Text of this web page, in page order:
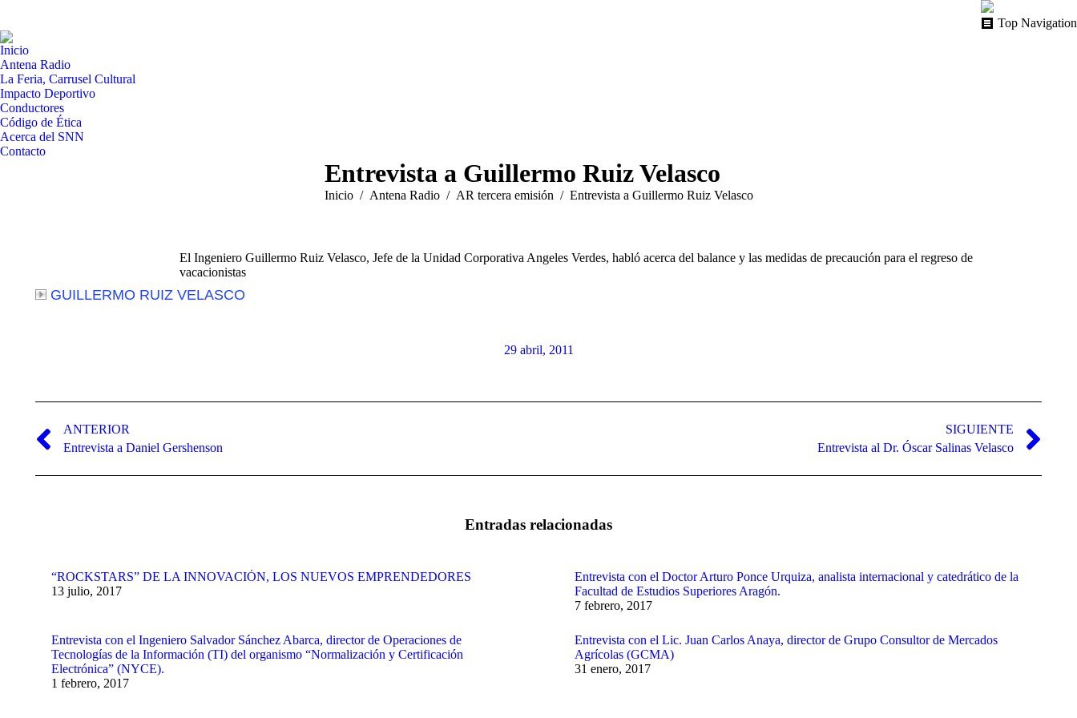
Top Navigation
Inicio
Antena Radio
La Feria, Carrusel Cultural
Impacto Deportivo
Conductores
Código de Ética
Acerca del SNN
Contacto
Entrevista a Guillermo Ruiz Velasco
Estás aquí:
Inicio Antena Radio AR tercera emisión Entrevista a Guillermo Ruiz Velasco
El Ingeniero Guillermo Ruiz Velasco, Jefe de la Unidad Corporativa Angeles Verdes, habló acerca del balance y las medidas de precaución para el regreso de
vacacionistas
GUILLERMO RUIZ VELASCO
29 abril, 2011
entre
publicaciones
ANTERIOR
Publicación
Entrevista a Daniel Gershenson
SIGUIENTE
Entrevista al Dr. Óscar Salinas Velasco
Entradas relacionadas
“ROCKSTARS” DE LA INNOVACIÓN, LOS NUEVOS EMPRENDEDORES
13 julio, 2017
Entrevista con el Doctor Arturo Ponce Urquiza, analista internacional y catedrático de la
Facultad de Estudios Superiores Aragón.
7 febrero, 2017
Entrevista con el Ingeniero Salvador Sánchez Abarca, director de Operaciones de
Tecnologías de la Información (TI) del organismo “Normalización y Certificación
Electrónica” (NYCE).
1 febrero, 2017
Entrevista con el Lic. Juan Carlos Anaya, director de Grupo Consultor de Mercados
Agrícolas (GCMA)
31 enero, 2017